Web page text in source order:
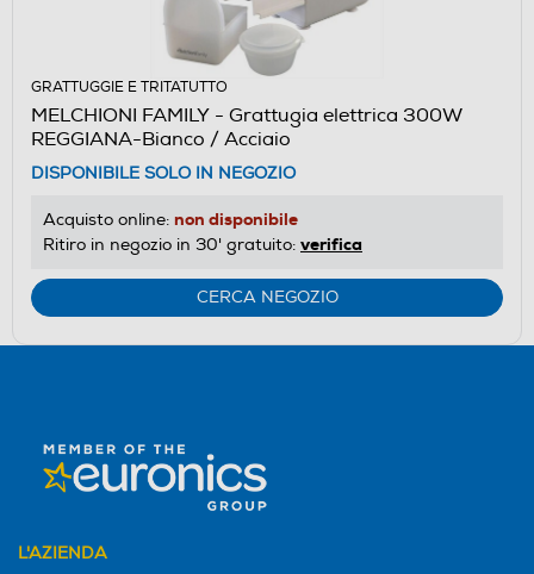
GRATTUGGIE E TRITATUTTO
MELCHIONI FAMILY - Grattugia elettrica 300W
REGGIANA-Bianco / Acciaio
DISPONIBILE SOLO IN NEGOZIO
Acquisto online: non disponibile
Ritiro in negozio in 30' gratuito: verifica
CERCA NEGOZIO
L'AZIENDA